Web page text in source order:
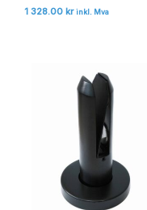
1 328.00 kr inkl. Mva